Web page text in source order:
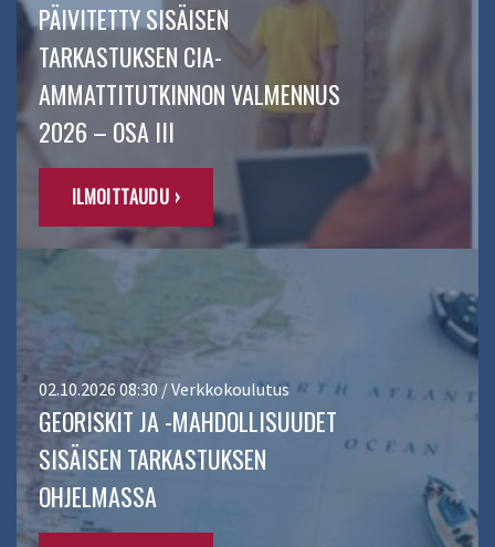
PÄIVITETTY SISÄISEN
TARKASTUKSEN CIA-
AMMATTITUTKINNON VALMENNUS
2026 – OSA III
ILMOITTAUDU ›
02.10.2026 08:30 / Verkkokoulutus
GEORISKIT JA -MAHDOLLISUUDET
SISÄISEN TARKASTUKSEN
OHJELMASSA